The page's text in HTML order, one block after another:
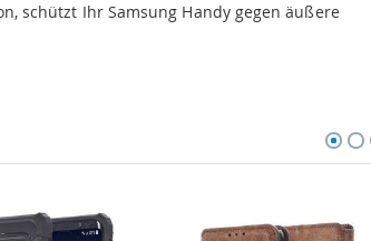
schützt Ihr Samsung Handy gegen äußere